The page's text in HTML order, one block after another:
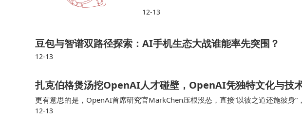
品，以高性能、高可靠、易部署为核心优势，适
12-13
豆包与智谱双路径探索：AI手机生态大战谁能率先突围？
12-13
扎克伯格煲汤挖OpenAI人才碰壁，OpenAI凭独特文化与技
更有意思的是，OpenAI首席研究官MarkChen压根没怂，直接“以彼之道还施彼身
心团队去学烹饪，准备打一场“送饭持久战”。 两年多前更绝，行业主流都觉得预训
12-13